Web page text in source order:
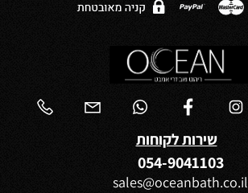
שירות לקוחות
054-9041103
sales@oceanbath.co.il